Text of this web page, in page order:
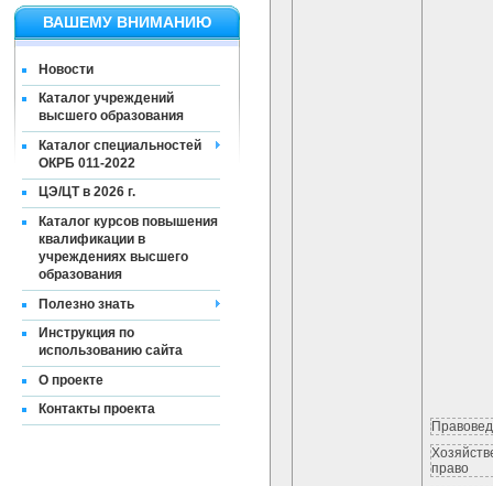
ВАШЕМУ ВНИМАНИЮ
Новости
Каталог учреждений
высшего образования
Каталог специальностей
ОКРБ 011-2022
ЦЭ/ЦТ в 2026 г.
Каталог курсов повышения
квалификации в
учреждениях высшего
образования
Полезно знать
Инструкция по
использованию сайта
О проекте
Контакты проекта
право